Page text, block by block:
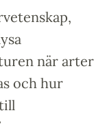
när arter
och hur